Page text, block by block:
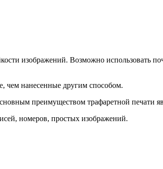
изображений. Возможно использовать
чем нанесенные другим способом.
преимуществом трафаретной печати
номеров, простых изображений.